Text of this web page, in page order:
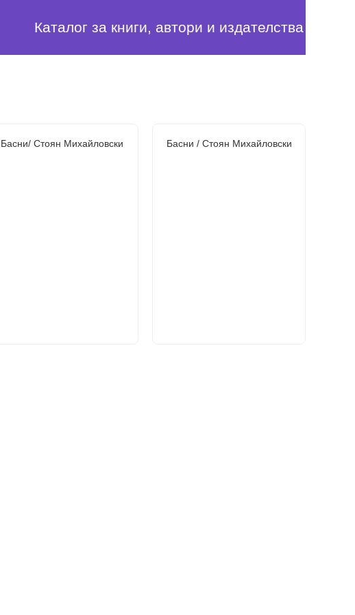
Каталог за книги, автори и издателства
Басни/ Стоян Михайловски Басни / Стоян Михайловски